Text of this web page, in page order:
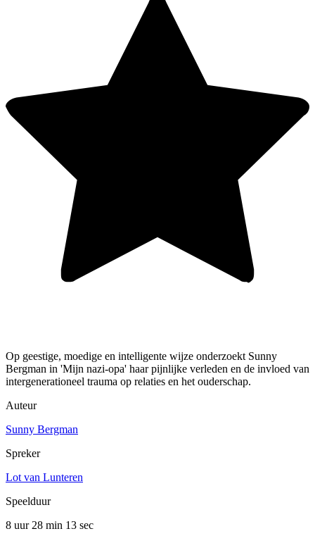
Op geestige, moedige en intelligente wijze onderzoekt Sunny
Bergman in 'Mijn nazi-opa' haar pijnlijke verleden en de invloed van
intergenerationeel trauma op relaties en het ouderschap.
Auteur
Sunny Bergman
Spreker
Lot van Lunteren
Speelduur
8 uur 28 min 13 sec